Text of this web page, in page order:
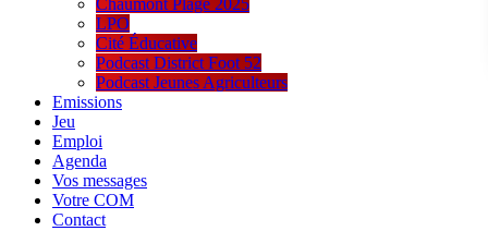
Chaumont Plage 2025
LPO
Cité Éducative
Podcast District Foot 52
Podcast Jeunes Agriculteurs
Emissions
Jeu
Emploi
Agenda
Vos messages
Votre COM
Contact